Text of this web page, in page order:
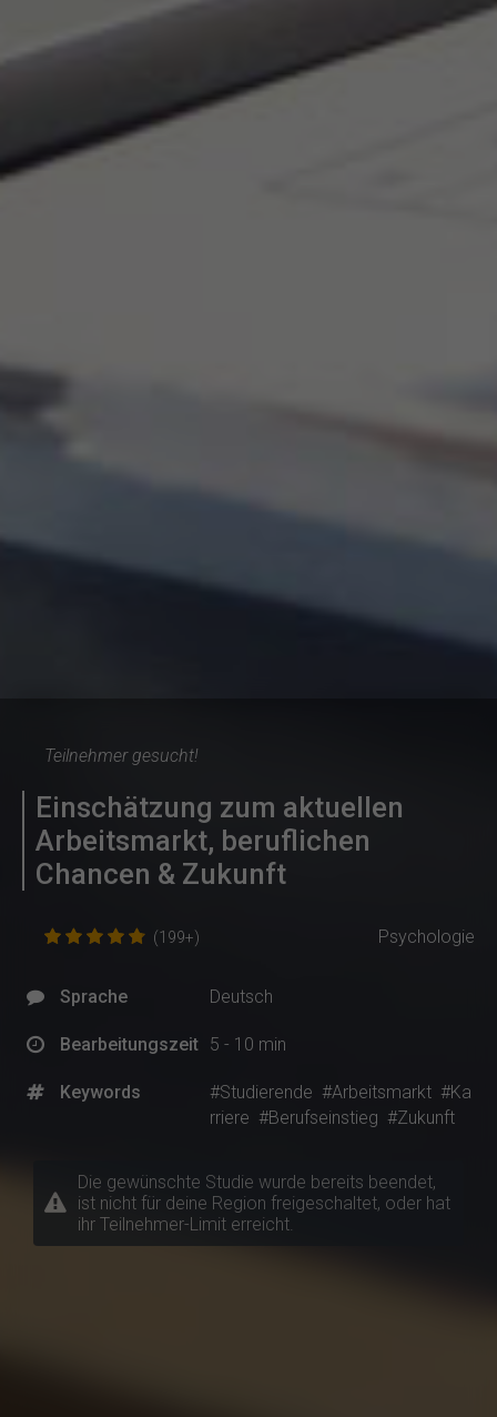
Teilnehmer gesucht!
Einschätzung zum aktuellen
Arbeitsmarkt, beruflichen
Chancen & Zukunft
(199+) Psychologie
Sprache Deutsch
Bearbeitungszeit 5 - 10 min
Keywords #Studierende #Arbeitsmarkt #Ka
rriere #Berufseinstieg #Zukunft
Die gewünschte Studie wurde bereits beendet,
ist nicht für deine Region freigeschaltet, oder hat
ihr Teilnehmer-Limit erreicht.